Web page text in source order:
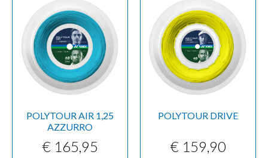
POLYTOUR AIR 1,25
AZZURRO
€ 165,95
POLYTOUR DRIVE
€ 159,90